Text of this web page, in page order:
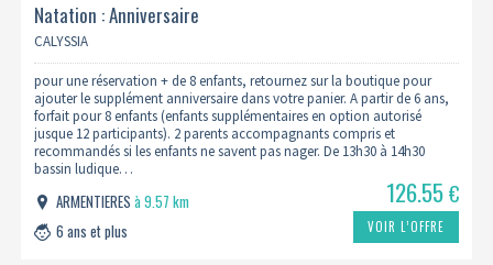
Natation : Anniversaire
CALYSSIA
pour une réservation + de 8 enfants, retournez sur la boutique pour
ajouter le supplément anniversaire dans votre panier. A partir de 6 ans,
forfait pour 8 enfants (enfants supplémentaires en option autorisé
jusque 12 participants). 2 parents accompagnants compris et
recommandés si les enfants ne savent pas nager. De 13h30 à 14h30
bassin ludique…
ARMENTIERESà 9.57 km
6 ans et plus
126.55€
VOIR L’OFFRE